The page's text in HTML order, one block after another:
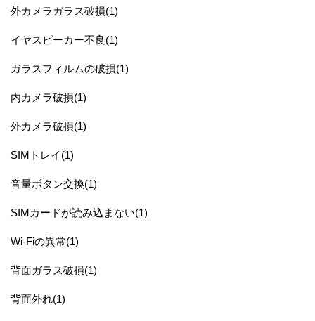
外カメラガラス破損(1)
イヤスピーカー不良(1)
ガラスフィルムの破損(1)
内カメラ破損(1)
外カメラ破損(1)
SIMトレイ(1)
音量ボタン交換(1)
SIMカードが読み込まない(1)
Wi-Fiの異常(1)
背面ガラス破損(1)
背面外れ(1)